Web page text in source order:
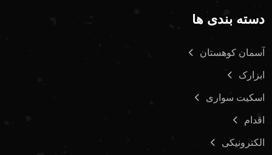
دسته بندی ها
آسمان کوهستان
ابزارک
اسکیت سواری
اقدام
الکترونیکی